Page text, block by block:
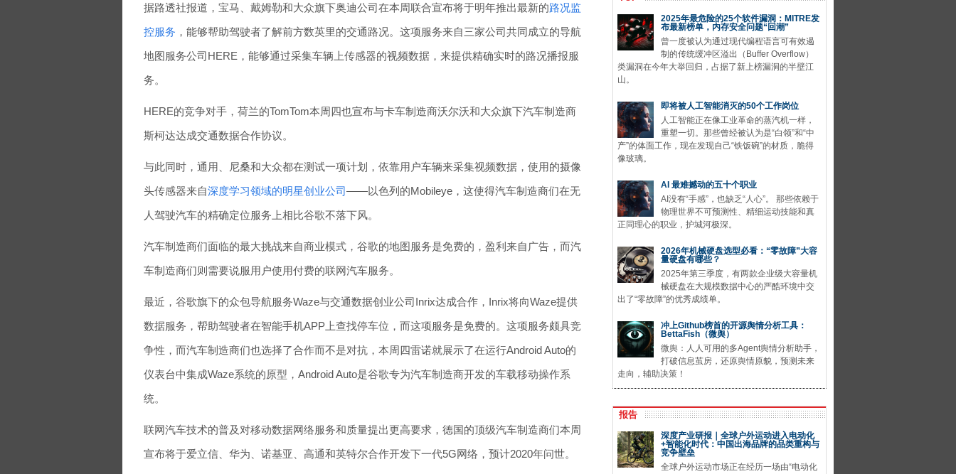
据路透社报道，宝马、戴姆勒和大众旗下奥迪公司在本周联合宣布将于明年推出最新的路况监
控服务 ，能够帮助驾驶者了解前方数英里的交通路况。这项服务来自三家公司共同成立的导航
地图服务公司HERE，能够通过采集车辆上传感器的视频数据，来提供精确实时的路况播报服
务。
HERE的竞争对手，荷兰的TomTom本周四也宣布与卡车制造商沃尔沃和大众旗下汽车制造商
斯柯达达成交通数据合作协议。
与此同时，通用、尼桑和大众都在测试一项计划，依靠用户车辆来采集视频数据，使用的摄像
头传感器来自深度学习领域的明星创业公司——以色列的Mobileye，这使得汽车制造商们在无
人驾驶汽车的精确定位服务上相比谷歌不落下风。
汽车制造商们面临的最大挑战来自商业模式，谷歌的地图服务是免费的，盈利来自广告，而汽
车制造商们则需要说服用户使用付费的联网汽车服务。
最近，谷歌旗下的众包导航服务Waze与交通数据创业公司Inrix达成合作，Inrix将向Waze提供
数据服务，帮助驾驶者在智能手机APP上查找停车位，而这项服务是免费的。这项服务颇具竞
争性，而汽车制造商们也选择了合作而不是对抗，本周四雷诺就展示了在运行Android Auto的
仪表台中集成Waze系统的原型，Android Auto是谷歌专为汽车制造商开发的车载移动操作系
统。
联网汽车技术的普及对移动数据网络服务和质量提出更高要求，德国的顶级汽车制造商们本周
宣布将于爱立信、华为、诺基亚、高通和英特尔合作开发下一代5G网络，预计2020年问世。
2025年最危险的25个软件漏洞：MITRE发
布最新榜单，内存安全问题“回潮”
曾一度被认为通过现代编程语言可有效遏
制的传统缓冲区溢出（Buffer Overflow）
类漏洞在今年大举回归，占据了新上榜漏洞的半壁江
山。
即将被人工智能消灭的50个工作岗位
人工智能正在像工业革命的蒸汽机一样，
重塑一切。那些曾经被认为是“白领”和“中
产”的体面工作，现在发现自己“铁饭碗”的材质，脆得
像玻璃。
AI 最难撼动的五十个职业
AI没有“手感”，也缺乏“人心”。 那些依赖于
物理世界不可预测性、精细运动技能和真
正同理心的职业，护城河极深。
2026年机械硬盘选型必看：“零故障”大容
量硬盘有哪些？
2025年第三季度，有两款企业级大容量机
械硬盘在大规模数据中心的严酷环境中交
出了“零故障”的优秀成绩单。
冲上Github榜首的开源舆情分析工具：
BettaFish（微舆）
微舆：人人可用的多Agent舆情分析助手，
打破信息茧房，还原舆情原貌，预测未来
走向，辅助决策！
报告
深度产业研报｜全球户外运动进入电动化
+智能化时代：中国出海品牌的品类重构与
竞争壁垒
全球户外运动市场正在经历一场由“电动化